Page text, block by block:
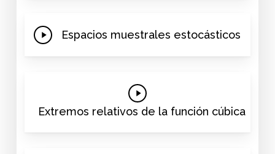
Play
Espacios muestrales estocásticos
Play
Video
Extremos relativos de la función cúbica